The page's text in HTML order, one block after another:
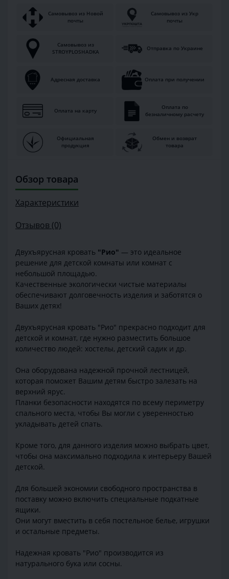
Самовывоз из Новой
почты
Самовывоз из Укр
почты
Самовывоз из
STROYPLOSHADKA
Отправка по Украине
Адресная доставка Оплата при получении
Оплата на карту
Оплата по
безналичному расчету
Официальная
продукция
Обмен и возврат
товара
Обзор товара
Характеристики
Отзывов (0)
Двухъярусная кровать "Рио" — это идеальное
решение для детской комнаты или комнат с
небольшой площадью.
Качественные экологически чистые материалы
обеспечивают долговечность изделия и заботятся о
Ваших детях!
Двухъярусная кровать "Рио" прекрасно подходит для
детской и комнат, где нужно разместить большое
количество людей: хостелы, детский садик и др.
Она оборудована надежной прочной лестницей,
которая поможет Вашим детям быстро залезать на
верхний ярус.
Планки безопасности находятся по всему периметру
спального места, чтобы Вы могли с уверенностью
укладывать детей спать.
Кроме того, для данного изделия можно выбрать цвет,
чтобы она максимально подходила к интерьеру Вашей
детской.
Для большей экономии свободного пространства в
поставку можно включить специальные подкатные
ящики.
Они могут вместить в себя постельное белье, игрушки
и остальные предметы.
Надежная кровать "Рио" производится из
натурального бука или сосны.